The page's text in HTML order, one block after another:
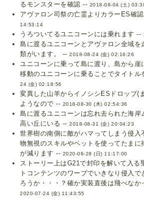
るモンスターを確認 -- 2018-08-04 (土)
アヴァロン司祭の亡霊よりカラーES確
14:53:14
うろついてるユニコーンには乗れます --
島に渡るユニコーンとアヴァロン全域を
類がいます。 --2018-08-24 (金) 02:16:26
ユニコーンに乗って島に渡り、島から
移動のユニコーンに乗ることでタイトル
24 (金) 02:18:56
変異した山羊からイノシシESドロップ(
ようなので -- 2018-08-30 (木) 02:54:36
島に渡るユニコーンは忘れ去られた海
高い丘にいる --2018-08-31 (金) 20:04:23
世界樹の南側に敵がハマってしまう侵
物無視のスキルやペットを使ってたま
が減ります -- 2020-06-28 (日) 11:17:00
ストーリー上はG21で封印を解いて入る
トコンテンツのワープでいきなり侵入
ろうか・・・？確か実装直後は飛べな
2020-07-24 (金) 11:43:55